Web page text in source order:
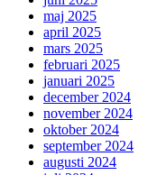
maj 2025
april 2025
mars 2025
februari 2025
januari 2025
december 2024
november 2024
oktober 2024
september 2024
augusti 2024